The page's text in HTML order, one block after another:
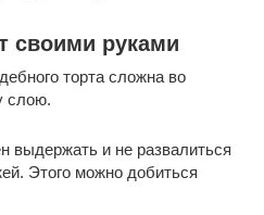
своими руками
торта сложна во
слою.
выдержать и не развалиться
Этого можно добиться